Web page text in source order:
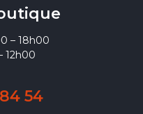
– 18h00
12h00
54